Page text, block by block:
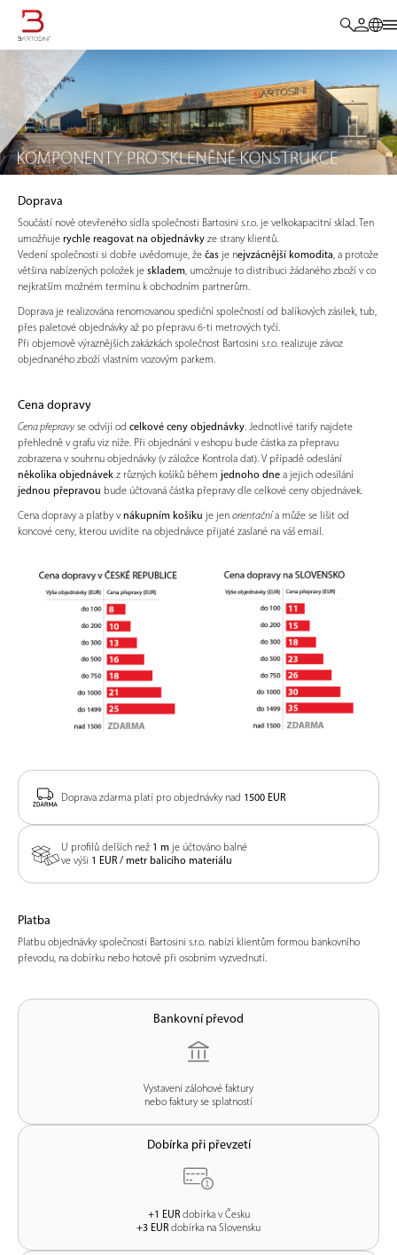
Doprava
Součástí nově otevřeného sídla společnosti Bartosini s.r.o. je velkokapacitní sklad. Ten
umožňuje rychle reagovat na objednávky ze strany klientů.
Vedení společnosti si dobře uvědomuje, že čas je nejvzácnější komodita, a protože
většina nabízených položek je skladem, umožnuje to distribuci žádaného zboží v co
nejkratším možném termínu k obchodním partnerům.
Doprava je realizována renomovanou spediční společností od balíkových zásilek, tub,
přes paletové objednávky až po přepravu 6-ti metrových tyčí.
Při objemově výraznějších zakázkách společnost Bartosini s.r.o. realizuje závoz
objednaného zboží vlastním vozovým parkem.
Cena dopravy
Cena přepravy se odvíjí od celkové ceny objednávky. Jednotlivé tarify najdete
přehledně v grafu viz níže. Při objednání v eshopu bude částka za přepravu
zobrazena v souhrnu objednávky (v záložce Kontrola dat). V případě odeslání
několika objednávek z různých košíků během jednoho dne a jejich odesílání
jednou přepravou bude účtovaná částka přepravy dle celkové ceny objednávek.
Cena dopravy a platby v nákupním košíku je jen orientačnía může se lišit od
koncové ceny, kterou uvidíte na objednávce přijaté zaslané na váš email.
Doprava zdarma platí pro objednávky nad 1500 EUR
U profilů delších než 1 m je účtováno balné
ve výši 1 EUR / metr balicího materiálu
Platba
Platbu objednávky společnosti Bartosini s.r.o. nabízí klientům formou bankovního
převodu, na dobírku nebo hotově při osobním vyzvednutí.
Bankovní převod
Vystavení zálohové faktury
nebo faktury se splatností
Dobírka při převzetí
+1 EURdobírka v Česku
+3 EUR dobírka na Slovensku